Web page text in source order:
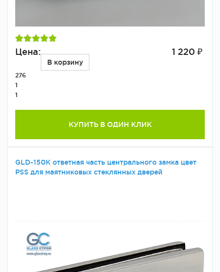
Цена: 1 220 ₽
В корзину
276
1
1
КУПИТЬ В ОДИН КЛИК
GLD-150K ответная часть центрального замка цвет
PSS для маятниковых стеклянных дверей